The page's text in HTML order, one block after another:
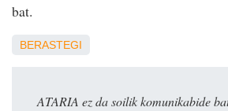
bat.
BERASTEGI
ATARIA ez da soilik komunikabide